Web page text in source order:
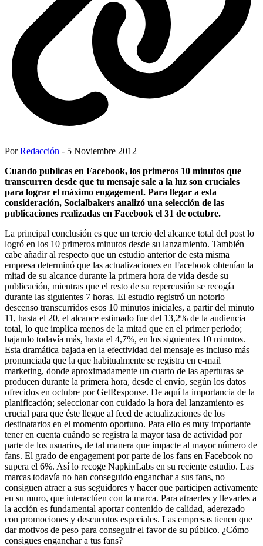
PorRedacción - 5 Noviembre 2012
Cuando publicas en Facebook, los primeros 10 minutos que
transcurren desde que tu mensaje sale a la luz son cruciales
para lograr el máximo engagement. Para llegar a esta
consideración, Socialbakers analizó una selección de las
publicaciones realizadas en Facebook el 31 de octubre.
La principal conclusión es que un tercio del alcance total del post lo
logró en los 10 primeros minutos desde su lanzamiento. También
cabe añadir al respecto que un estudio anterior de esta misma
empresa determinó que las actualizaciones en Facebook obtenían la
mitad de su alcance durante la primera hora de vida desde su
publicación, mientras que el resto de su repercusión se recogía
durante las siguientes 7 horas. El estudio registró un notorio
descenso transcurridos esos 10 minutos iniciales, a partir del minuto
11, hasta el 20, el alcance estimado fue del 13,2% de la audiencia
total, lo que implica menos de la mitad que en el primer periodo;
bajando todavía más, hasta el 4,7%, en los siguientes 10 minutos.
Esta dramática bajada en la efectividad del mensaje es incluso más
pronunciada que la que habitualmente se registra en e-mail
marketing, donde aproximadamente un cuarto de las aperturas se
producen durante la primera hora, desde el envío, según los datos
ofrecidos en octubre por GetResponse. De aquí la importancia de la
planificación; seleccionar con cuidado la hora del lanzamiento es
crucial para que éste llegue al feed de actualizaciones de los
destinatarios en el momento oportuno. Para ello es muy importante
tener en cuenta cuándo se registra la mayor tasa de actividad por
parte de los usuarios, de tal manera que impacte al mayor número de
fans. El grado de engagement por parte de los fans en Facebook no
supera el 6%. Así lo recoge NapkinLabs en su reciente estudio. Las
marcas todavía no han conseguido enganchar a sus fans, no
consiguen atraer a sus seguidores y hacer que participen activamente
en su muro, que interactúen con la marca. Para atraerles y llevarles a
la acción es fundamental aportar contenido de calidad, aderezado
con promociones y descuentos especiales. Las empresas tienen que
dar motivos de peso para conseguir el favor de su público. ¿Cómo
consigues enganchar a tus fans?